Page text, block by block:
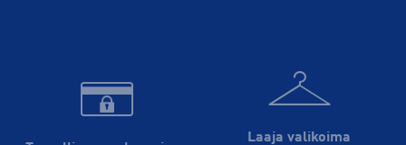
Laaja valikoima